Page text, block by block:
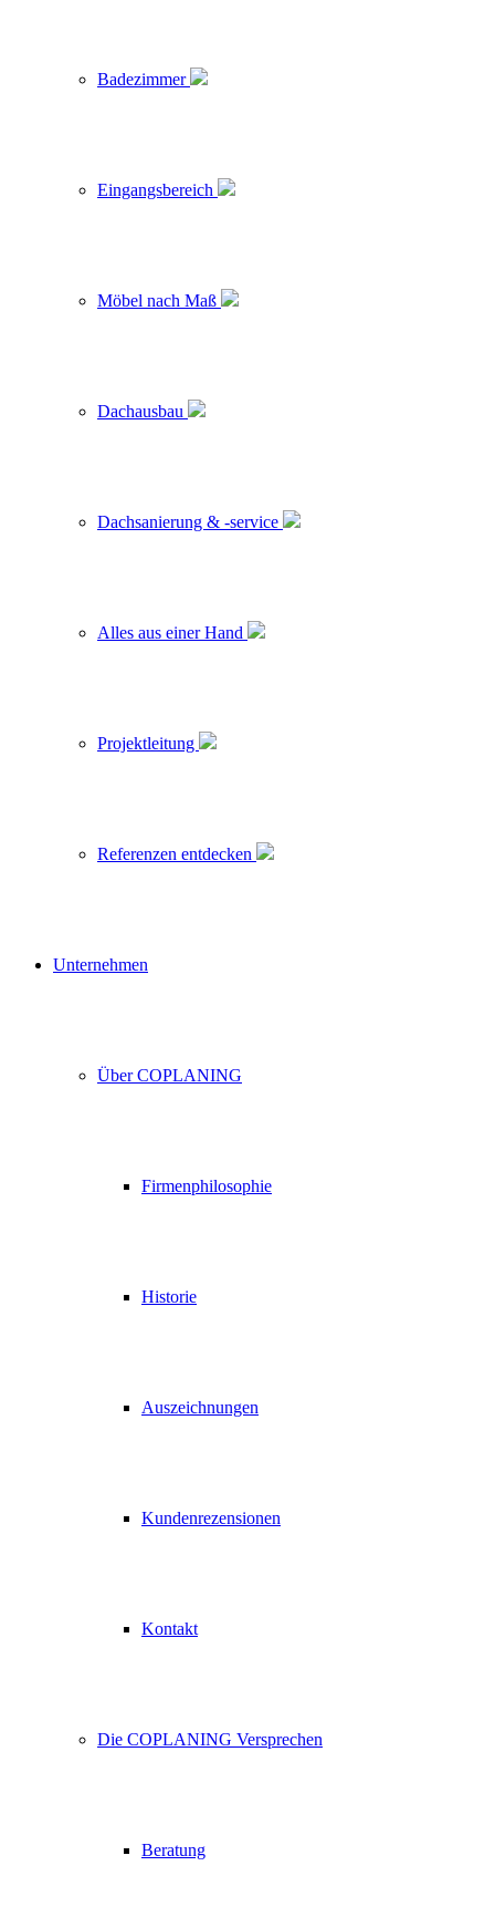
Badezimmer
Eingangsbereich
Möbel nach Maß
Dachausbau
Dachsanierung & -service
Alles aus einer Hand
Projektleitung
Referenzen entdecken
Unternehmen
Über COPLANING
Firmenphilosophie
Historie
Auszeichnungen
Kundenrezensionen
Kontakt
Die COPLANING Versprechen
Beratung